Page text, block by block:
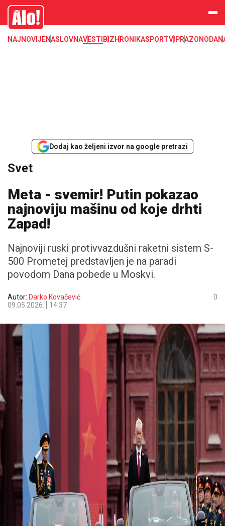
Svet, Ruske vesti, Planeta, Region
Alo
NAJNOVIJENASLOVNAVESTI BIZHRONIKASPORTVIPRAZONODA
Dodaj kao željeni izvor na google pretrazi
Svet
Meta - svemir! Putin pokazao
najnoviju mašinu od koje drhti
Zapad!
Najnoviji ruski protivvazdušni raketni sistem S-
500 Prometej predstavljen je na paradi
povodom Dana pobede u Moskvi.
Autor: Darko Kovačević
09.05.2026.
14:37
0